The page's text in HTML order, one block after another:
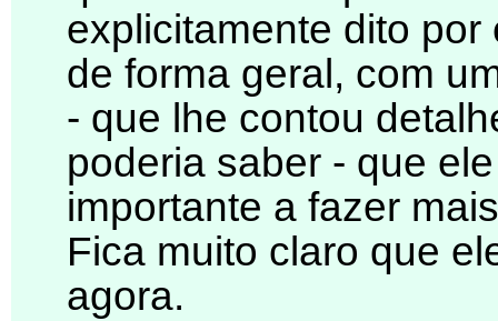
explicitamente dito
de forma geral, com
- que lhe contou
poderia saber - que
importante a fazer
Fica muito claro que
agora.